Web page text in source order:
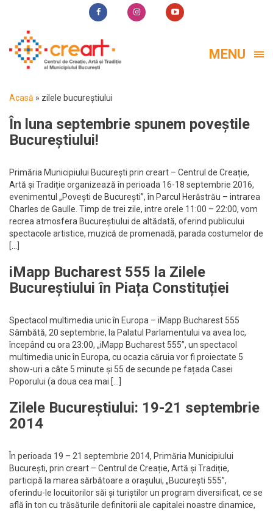
MENU
Acasă » zilele bucureștiului
În luna septembrie spunem poveștile
Bucureștiului!
Primăria Municipiului București prin creart – Centrul de Creație,
Artă și Tradiție organizează în perioada 16-18 septembrie 2016,
evenimentul „Povești de București”, în Parcul Herăstrău – intrarea
Charles de Gaulle. Timp de trei zile, intre orele 11:00 – 22:00, vom
recrea atmosfera Bucureștiului de altădată, oferind publicului
spectacole artistice, muzică de promenadă, parada costumelor de
[…]
iMapp Bucharest 555 la Zilele
Bucureștiului în Piața Constituției
Spectacol multimedia unic în Europa – iMapp Bucharest 555
Sâmbătă, 20 septembrie, la Palatul Parlamentului va avea loc,
începând cu ora 23:00, „iMapp Bucharest 555”, un spectacol
multimedia unic în Europa, cu ocazia căruia vor fi proiectate 5
show-uri a câte 5 minute și 55 de secunde pe fațada Casei
Poporului (a doua cea mai […]
Zilele Bucureștiului: 19-21 septembrie
2014
În perioada 19 – 21 septembrie 2014, Primăria Municipiului
București, prin creart – Centrul de Creație, Artă și Tradiție,
participă la marea sărbătoare a orașului, „București 555”,
oferindu-le locuitorilor săi și turiștilor un program diversificat, ce se
află în ton cu trăsăturile definitorii ale capitalei noastre dinamice,